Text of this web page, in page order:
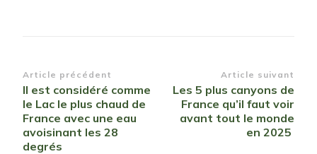
Navigation
d’article
Article précédent
Il est considéré comme
le Lac le plus chaud de
France avec une eau
avoisinant les 28
degrés
Article suivant
Les 5 plus canyons de
France qu’il faut voir
avant tout le monde
en 2025